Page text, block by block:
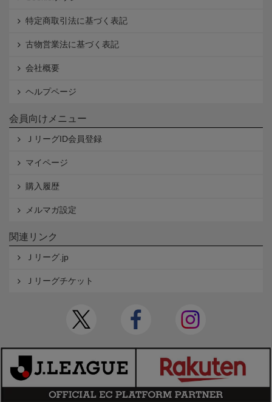
特定商取引法に基づく表記
古物営業法に基づく表記
会社概要
ヘルプページ
会員向けメニュー
ＪリーグID会員登録
マイページ
購入履歴
メルマガ設定
関連リンク
Ｊリーグ.jp
Ｊリーグチケット